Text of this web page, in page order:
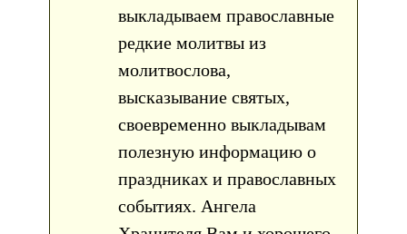
выкладываем православные
редкие молитвы из
молитвослова,
высказывание святых,
своевременно выкладывам
полезную информацию о
праздниках и православных
событиях. Ангела